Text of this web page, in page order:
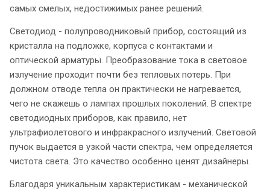
самых смелых, недостижимых ранее решений.
Светодиод - полупроводниковый прибор, состоящий из
кристалла на подложке, корпуса с контактами и
оптической арматуры. Преобразование тока в световое
излучение проходит почти без тепловых потерь. При
должном отводе тепла он практически не нагревается,
чего не скажешь о лампах прошлых поколений. В спектре
светодиодных приборов, как правило, нет
ультрафиолетового и инфракрасного излучений. Световой
пучок выдается в узкой части спектра, чем определяется
чистота света. Это качество особенно ценят дизайнеры.
Благодаря уникальным характеристикам - механической